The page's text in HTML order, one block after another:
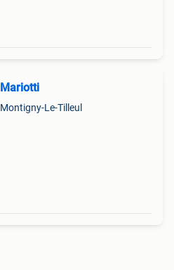
Mariotti
Montigny-Le-Tilleul